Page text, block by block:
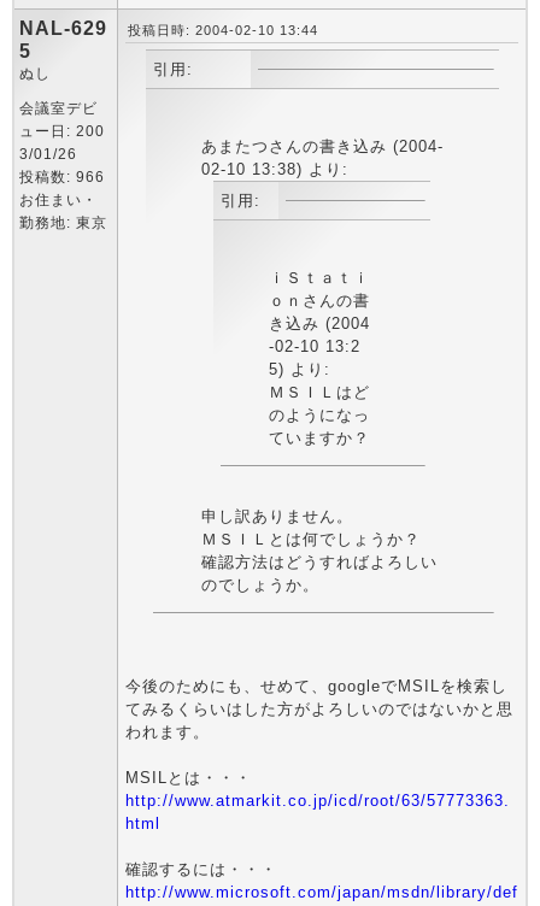
NAL-629
5
ぬし
会議室デビ
ュー日: 200
3/01/26
投稿数: 966
お住まい・
勤務地: 東京
投稿日時: 2004-02-10 13:44
引用:
あまたつさんの書き込み (2004-
02-10 13:38) より:
引用:
ｉＳｔａｔｉ
ｏｎさんの書
き込み (2004
-02-10 13:2
5) より:
ＭＳＩＬはど
のようになっ
ていますか？
申し訳ありません。
ＭＳＩＬとは何でしょうか？
確認方法はどうすればよろしい
のでしょうか。
今後のためにも、せめて、googleでMSILを検索し
てみるくらいはした方がよろしいのではないかと思
われます。
MSILとは・・・
http://www.atmarkit.co.jp/icd/root/63/57773363.
html
確認するには・・・
http://www.microsoft.com/japan/msdn/library/def